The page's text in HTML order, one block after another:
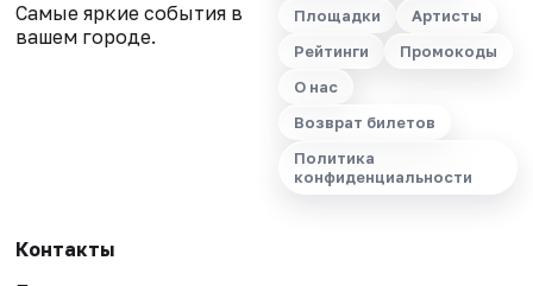
Самые яркие события в
вашем городе.
Площадки
Артисты
Рейтинги
Промокоды
О нас
Возврат билетов
Политика
конфиденциальности
Контакты